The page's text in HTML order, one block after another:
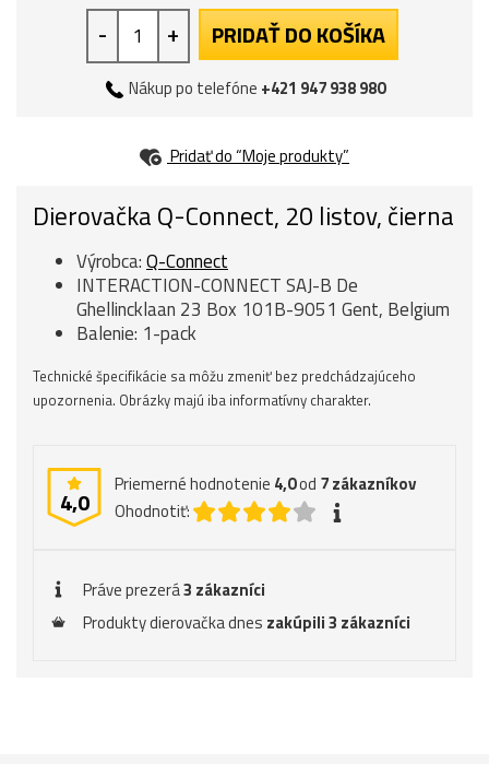
- + PRIDAŤ DO KOŠÍKA
Nákup po telefóne +421 947 938 980
Pridať do “Moje produkty”
Dierovačka Q-Connect, 20 listov, čierna
Výrobca:Q-Connect
INTERACTION-CONNECT SAJ-B De
Ghellincklaan 23 Box 101B-9051 Gent, Belgium
Balenie: 1-pack
Technické špecifikácie sa môžu zmeniť bez predchádzajúceho
upozornenia. Obrázky majú iba informatívny charakter.
4,0
Priemerné hodnotenie 4,0od 7zákazníkov
Ohodnotiť:
Práve prezerá3 zákazníci
Produkty dierovačka dnes zakúpili 3 zákazníci